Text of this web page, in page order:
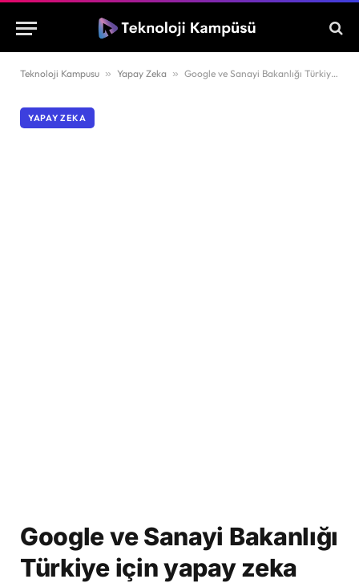
Teknoloji Kampusu » Yapay Zeka » Google ve Sanayi Bakanlığı Türkiye için yapay zeka akademisi açtı
YAPAY ZEKA
Google ve Sanayi Bakanlığı
Türkiye için yapay zeka